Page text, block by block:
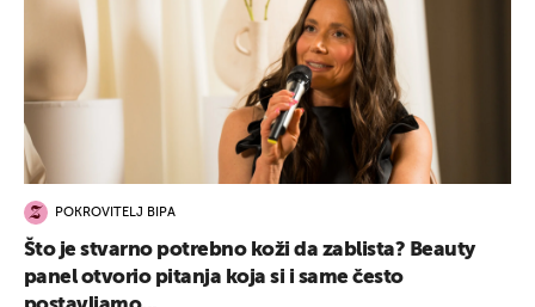
POKROVITELJ BIPA
Što je stvarno potrebno koži da zablista? Beauty
panel otvorio pitanja koja si i same često